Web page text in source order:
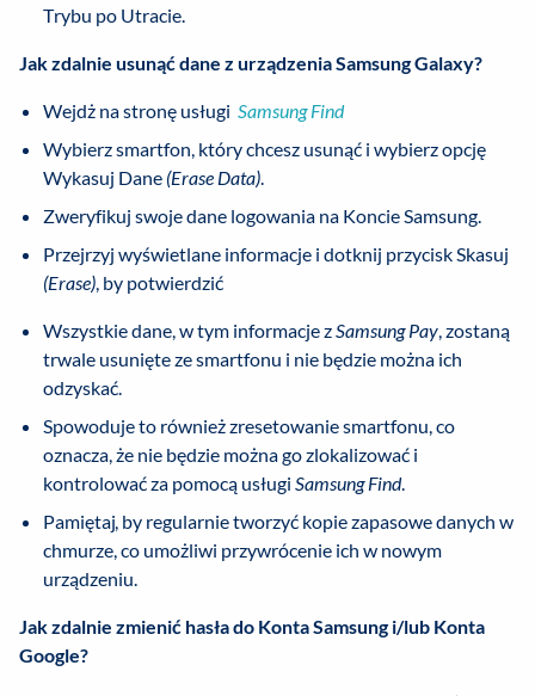
Trybu po Utracie.
Jak zdalnie usunąć dane z urządzenia Samsung Galaxy?
Wejdż na stronę usługi Samsung Find
Wybierz smartfon, który chcesz usunąć i wybierz opcję
Wykasuj Dane (Erase Data).
Zweryfikuj swoje dane logowania na Koncie Samsung.
Przejrzyj wyświetlane informacje i dotknij przycisk Skasuj
(Erase), by potwierdzić
Wszystkie dane, w tym informacje zSamsung Pay, zostaną
trwale usunięte ze smartfonu i nie będzie można ich
odzyskać.
Spowoduje to również zresetowanie smartfonu, co
oznacza, że nie będzie można go zlokalizować i
kontrolować za pomocą usługi Samsung Find.
Pamiętaj, by regularnie tworzyć kopie zapasowe danych w
chmurze, co umożliwi przywrócenie ich w nowym
urządzeniu.
Jak zdalnie zmienić hasła do Konta Samsung i/lub Konta
Google?